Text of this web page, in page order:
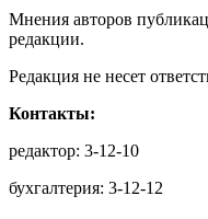
Мнения авторов
редакции.
Редакция не несет
Контакты:
редактор: 3-12-10
бухгалтерия: 3-12-12